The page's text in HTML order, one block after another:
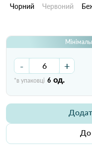
Чорний Червоний
- +
*в упаковці 6 од.
До